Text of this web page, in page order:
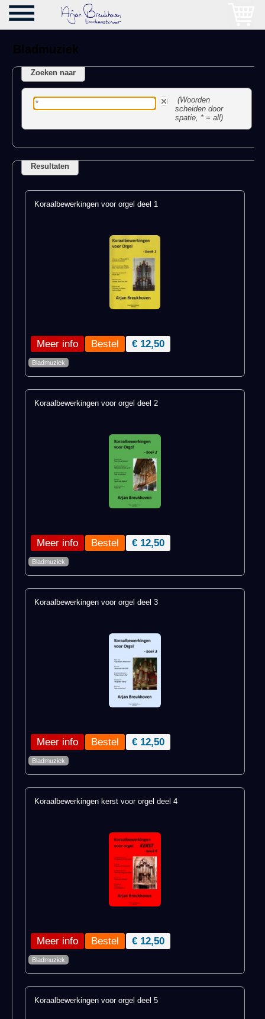
Bladmuziek
Zoeken naar
(Woorden
scheiden door
spatie, * = all)
Resultaten
Koraalbewerkingen voor orgel deel 1
Meer info € 12,50
Bladmuziek
Koraalbewerkingen voor orgel deel 2
Meer info € 12,50
Bladmuziek
Koraalbewerkingen voor orgel deel 3
Meer info € 12,50
Bladmuziek
Koraalbewerkingen kerst voor orgel deel 4
Meer info € 12,50
Bladmuziek
Koraalbewerkingen voor orgel deel 5